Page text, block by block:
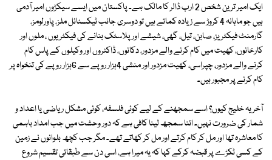
ایک امیر ترین شخص 2 ارب ڈالر کا مالک ہے۔ پاکستان میں ایسے سیکڑوں امیر آدمی
ہیں جو ماہانہ 4 کروڑ سے زیادہ کماتے ہیں تو دوسری جانب ٹیکسٹائل ملز، پاورلومز،
گارمنٹ فیکٹریز، صابن، تیل، گھی، شیشے اور پلاسٹک بنانے کی فیکٹریوں ، ملوں اور
کارخانوں، کھیت میں کام کرنے والے مزدور، دکانوں، ڈاکٹروں اور وکیلوں کے پاس کام
کرنے والے مزدور، چپراسی، کھیت مزدور اور منشی 4ہزار روپے سے 6ہزار روپے کی تنخواہ پر
کام کرنے پر مجبور ہیں۔
آخر یہ خلیج کیوں؟ اسے سمجھنے کے لیے کوئی فلسفہ، کوئی مشکل ریاضی یا اعداد و
شمار کی ضرورت نہیں۔ اتنا سمجھ لینا کافی ہے کہ دور وحشت میں جب امداد باہمی
کا معاشرہ تھا اور مل کر کام کرتے اور مل کر کھاتے تھے۔ مگر جب کچھ بلوانوں نے زمین
کے کسی ٹکڑے پر قبضہ کرکے کہا کہ یہ میرا ہے، اسی دن سے طبقاتی تقسیم شروع